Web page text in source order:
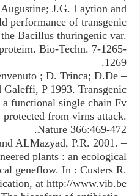
J.G. Laytion and
performance of transgenic
Bacillus thuringenic var.
Bio-Techn. 7-1265-
1269.
; D. Trinca; D.De
P 1993. Transgenic
a functional single chain Fv
from virns attack.
Nature 366:469-472.
ALMazyad, P.R. 2001.
plants : an ecological
geneflow. In : Custers R.
at http://www.vib.be